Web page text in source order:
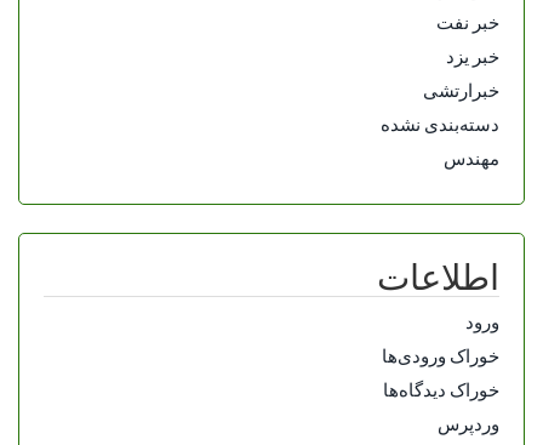
خبر نفت
خبر یزد
خبرارتشی
دسته‌بندی نشده
مهندس
اطلاعات
ورود
خوراک ورودی‌ها
خوراک دیدگاه‌ها
وردپرس